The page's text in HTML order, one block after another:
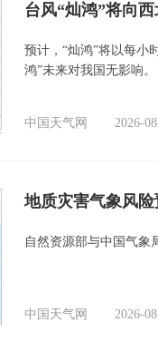
台风“灿鸿”将向
预计，“灿鸿”将以每小
鸿”未来对我国无影响。
中国天气网 2026-
地质灾害气象风
自然资源部与中国气象
中国天气网 2026-